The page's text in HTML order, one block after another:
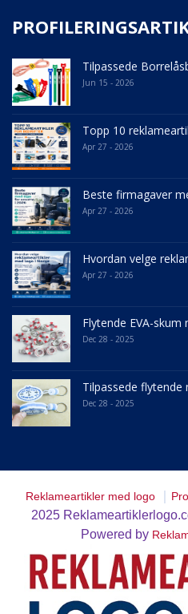
Tilpassede
Jun 15 - 2026
Topp 10
Apr 27 - 2026
Beste firmagaver
Apr 27 - 2026
Hvordan velge
Apr 27 - 2026
Flytende EVA-
Dec 28 - 2025
Tilpassede flytende
Dec 28 - 2025
Reklameartikler med logo｜
2025
Powered by